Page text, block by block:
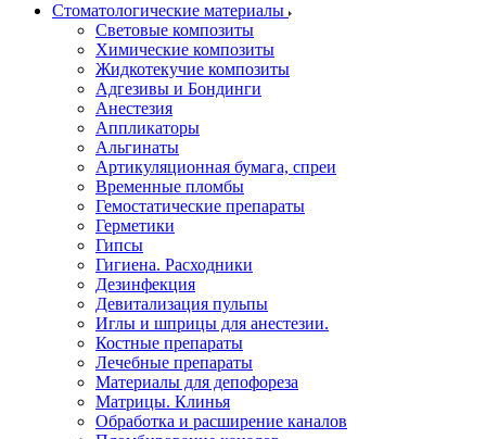
Стоматологические материалы
Световые композиты
Химические композиты
Жидкотекучие композиты
Адгезивы и Бондинги
Анестезия
Аппликаторы
Альгинаты
Артикуляционная бумага, спреи
Временные пломбы
Гемостатические препараты
Герметики
Гипсы
Гигиена. Расходники
Дезинфекция
Девитализация пульпы
Иглы и шприцы для анестезии.
Костные препараты
Лечебные препараты
Материалы для депофореза
Матрицы. Клинья
Обработка и расширение каналов